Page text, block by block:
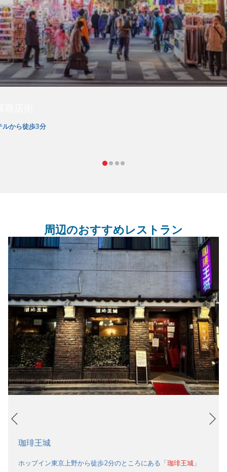
ルから徒歩3分
周辺のおすすめレストラン
Previous
珈琲王城
ホップイン東京上野から徒歩2分のところにある「珈琲王城」